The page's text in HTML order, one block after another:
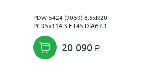
PDW 5424 (9059) 8.5xR20
PCD5x114.3 ET45 DIA67.1
20 090